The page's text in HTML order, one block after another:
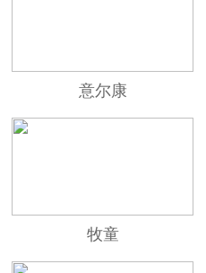
意尔康
牧童